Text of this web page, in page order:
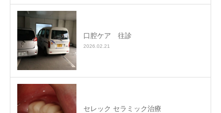
口腔ケア 往診
2026.02.21
セレック セラミック治療